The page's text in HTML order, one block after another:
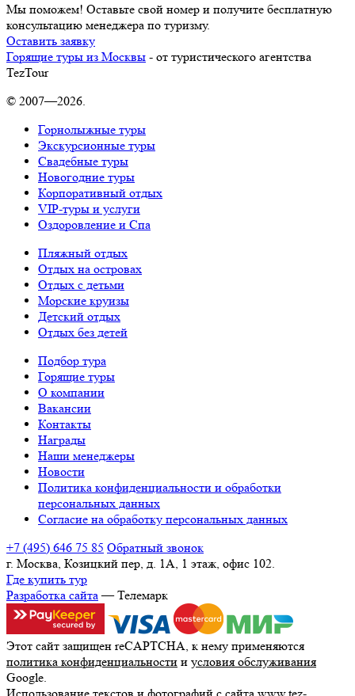
Мы поможем! Оставьте свой номер и получите бесплатную
консультацию менеджера по туризму.
Оставить заявку
Горящие туры из Москвы - от туристического агентства
TezTour
© 2007—2026.
Горнолыжные туры
Экскурсионные туры
Свадебные туры
Новогодние туры
Корпоративный отдых
VIP-туры и услуги
Оздоровление и Спа
Пляжный отдых
Отдых на островах
Отдых с детьми
Морские круизы
Детский отдых
Отдых без детей
Подбор тура
Горящие туры
О компании
Вакансии
Контакты
Награды
Наши менеджеры
Новости
Политика конфиденциальности и обработки
персональных данных
Согласие на обработку персональных данных
+7 (495) 646 75 85 Обратный звонок
г. Москва, Козицкий пер, д. 1А, 1 этаж, офис 102.
Где купить тур
Разработка сайта— Телемарк
Этот сайт защищен reCAPTCHA, к нему применяются
политика конфиденциальности и условия обслуживания
Google.